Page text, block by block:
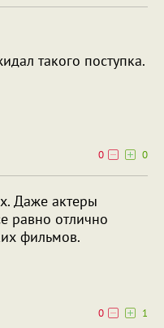
такого поступка.
0
0
Даже актеры
равно отлично
фильмов.
0
1